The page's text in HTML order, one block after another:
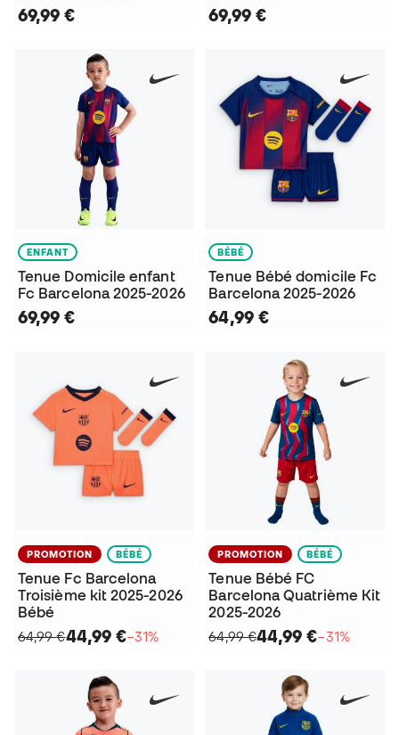
69,99 € 69,99 €
ENFANT
Tenue Domicile enfant
Fc Barcelona 2025-2026
69,99 €
BÉBÉ
Tenue Bébé domicile Fc
Barcelona 2025-2026
64,99 €
PROMOTION BÉBÉ
Tenue Fc Barcelona
Troisième kit 2025-2026
Bébé
64,99 €44,99 €−31%
PROMOTION BÉBÉ
Tenue Bébé FC
Barcelona Quatrième Kit
2025-2026
64,99 €44,99 €−31%